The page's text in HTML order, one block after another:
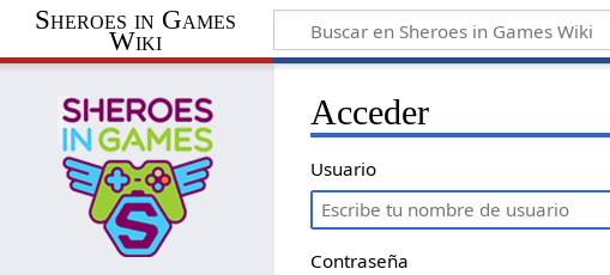
Sheroes in Games
Wiki
Acceder
Usuario
Contraseña